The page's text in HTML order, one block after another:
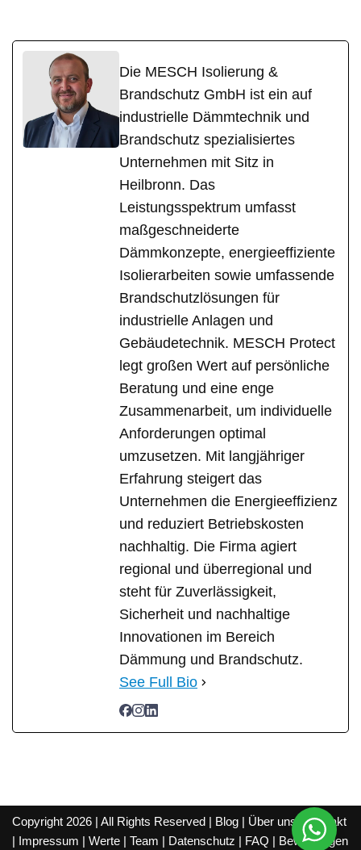
Die MESCH Isolierung &
Brandschutz GmbH ist ein auf
industrielle Dämmtechnik und
Brandschutz spezialisiertes
Unternehmen mit Sitz in
Heilbronn. Das
Leistungsspektrum umfasst
maßgeschneiderte
Dämmkonzepte, energieeffiziente
Isolierarbeiten sowie umfassende
Brandschutzlösungen für
industrielle Anlagen und
Gebäudetechnik. MESCH Protect
legt großen Wert auf persönliche
Beratung und eine enge
Zusammenarbeit, um individuelle
Anforderungen optimal
umzusetzen. Mit langjähriger
Erfahrung steigert das
Unternehmen die Energieeffizienz
und reduziert Betriebskosten
nachhaltig. Die Firma agiert
regional und überregional und
steht für Zuverlässigkeit,
Sicherheit und nachhaltige
Innovationen im Bereich
Dämmung und Brandschutz.
See Full Bio
Copyright 2026 | All Rights Reserved | Blog | Über uns |Kontakt
| Impressum | Werte | Team | Datenschutz | FAQ | Bewertungen